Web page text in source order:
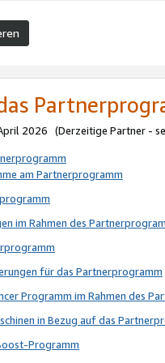
2026 (Derzeitige Partner -
am Partnerprogramm
im Rahmen des
für das Partnerprogramm
Programm im Rahmen des
in Bezug auf das
Programm